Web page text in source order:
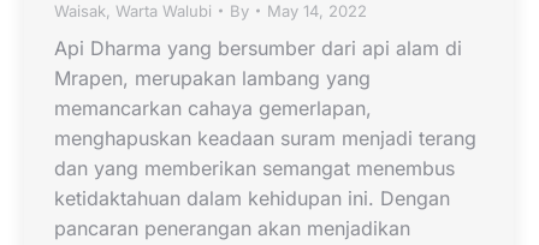
Waisak Warta Walubi By May 14, 2022
Api Dharma yang bersumber dari api alam di
Mrapen, merupakan lambang yang
memancarkan cahaya gemerlapan,
menghapuskan keadaan suram menjadi terang
dan yang memberikan semangat menembus
ketidaktahuan dalam kehidupan ini. Dengan
pancaran penerangan akan menjadikan